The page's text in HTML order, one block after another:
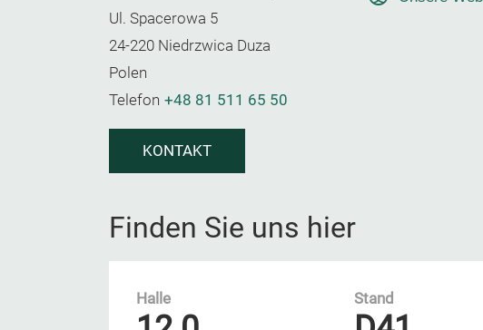
Ul. Spacerowa 5
24-220 Niedrzwica Duza
Polen
Telefon +48 81 511 65 50
KONTAKT
Finden Sie uns hier
Halle Stand